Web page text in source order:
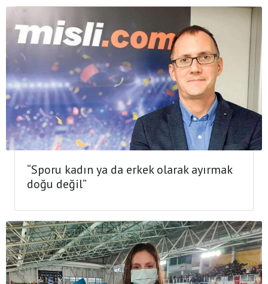
“Sporu kadın ya da erkek olarak ayırmak
doğu değil”